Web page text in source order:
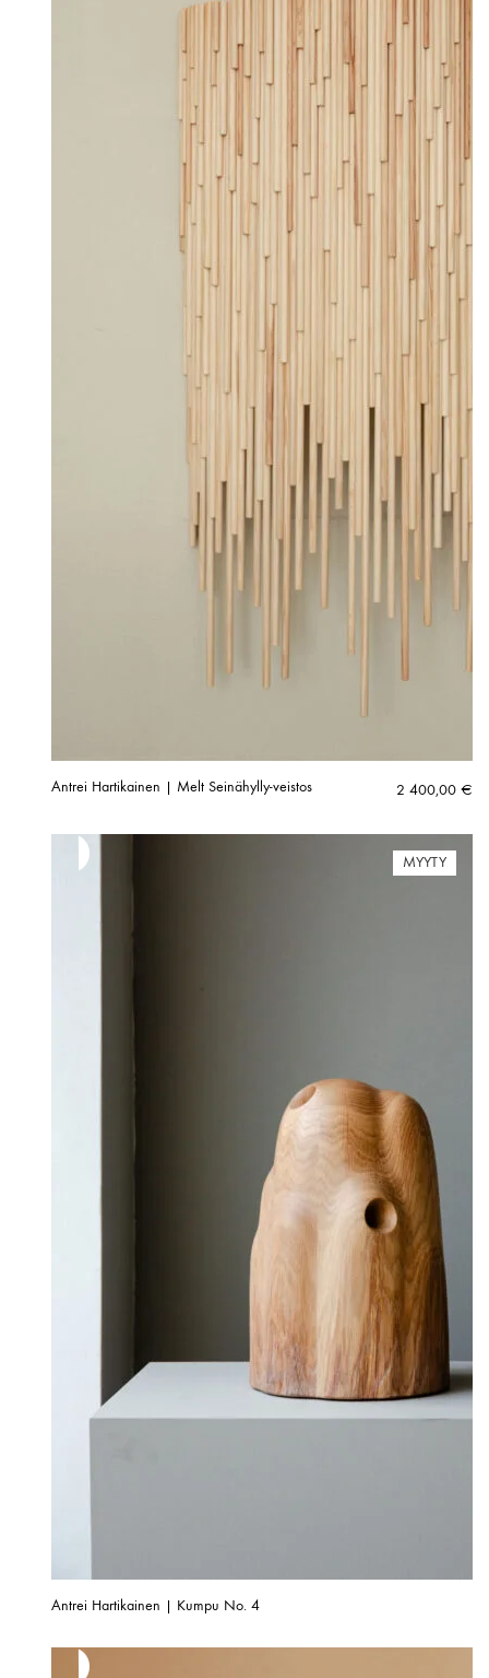
Antrei Hartikainen | Melt Seinähylly-veistos 2 400,00 €
MYYTY
Antrei Hartikainen | Kumpu No. 4